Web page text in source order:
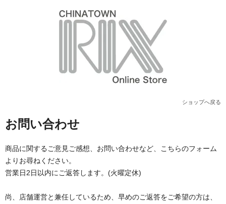
ショップへ戻る
お問い合わせ
商品に関するご意見ご感想、お問い合わせなど、こちらのフォーム
よりお尋ねください。
営業日2日以内にご返答します。(火曜定休)
尚、店舗運営と兼任しているため、早めのご返答をご希望の方は、